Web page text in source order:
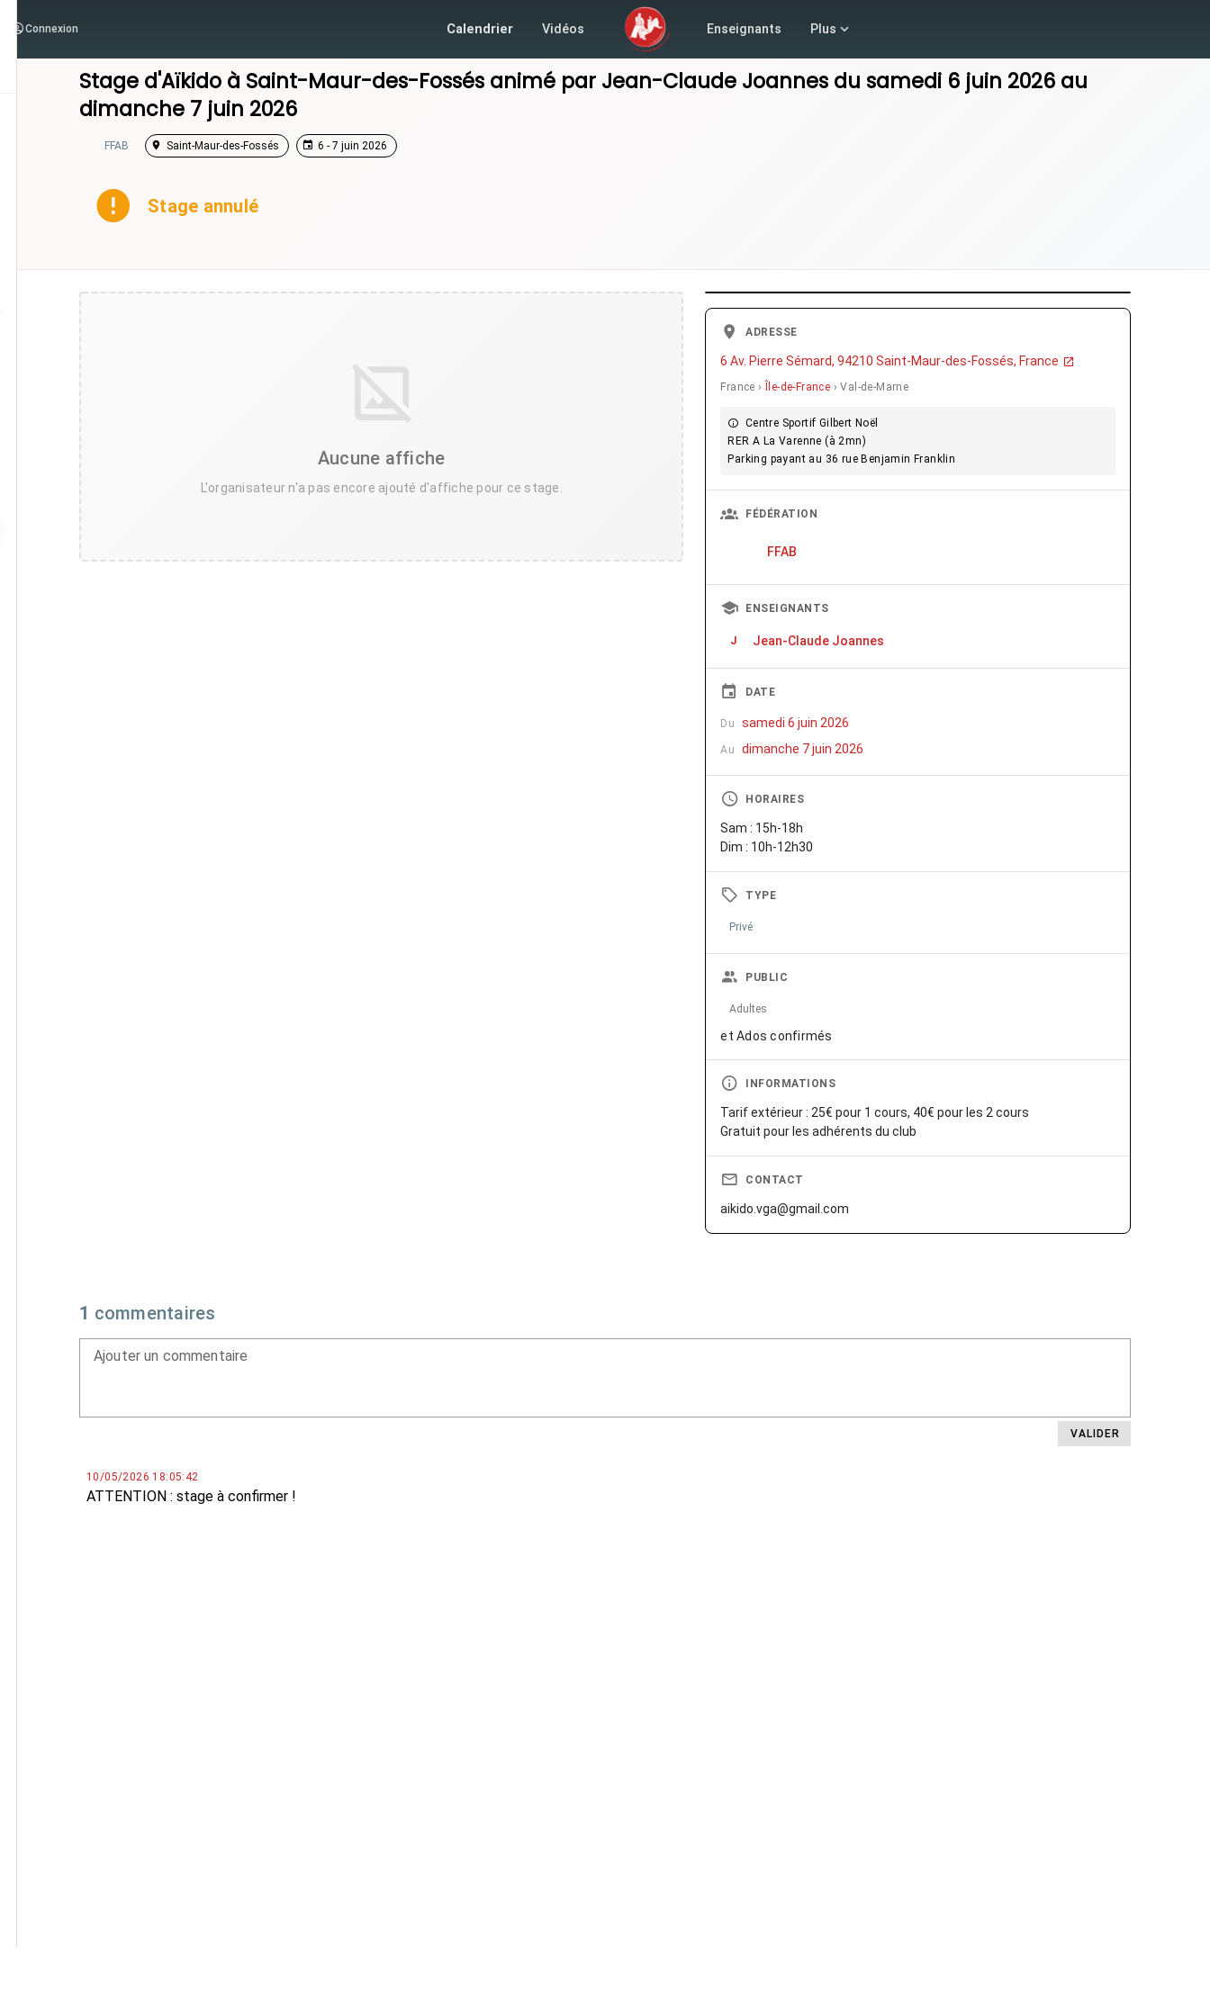
Connexion Calendrier Vidéos Enseignants Plus
Stage d'Aïkido à Saint-Maur-des-Fossés animé par Jean-Claude Joannes du samedi 6 juin 2026 au
dimanche 7 juin 2026
FFAB Saint-Maur-des-Fossés 6 - 7 juin 2026
Stage annulé
Aucune affiche
L'organisateur n'a pas encore ajouté d'affiche pour ce stage.
ADRESSE
6 Av. Pierre Sémard, 94210 Saint-Maur-des-Fossés, France
France › Île-de-France › Val-de-Marne
Centre Sportif Gilbert Noël
RER A La Varenne (à 2mn)
Parking payant au 36 rue Benjamin Franklin
FÉDÉRATION
FFAB
ENSEIGNANTS
J Jean-Claude Joannes
DATE
Du samedi 6 juin 2026
Au dimanche 7 juin 2026
HORAIRES
Sam : 15h-18h
Dim : 10h-12h30
TYPE
Privé
PUBLIC
Adultes
et Ados confirmés
INFORMATIONS
Tarif extérieur : 25€ pour 1 cours, 40€ pour les 2 cours
Gratuit pour les adhérents du club
CONTACT
aikido.vga@gmail.com
1 commentaires
Ajouter un commentaire
VALIDER
10/05/2026 18:05:42
ATTENTION : stage à confirmer !